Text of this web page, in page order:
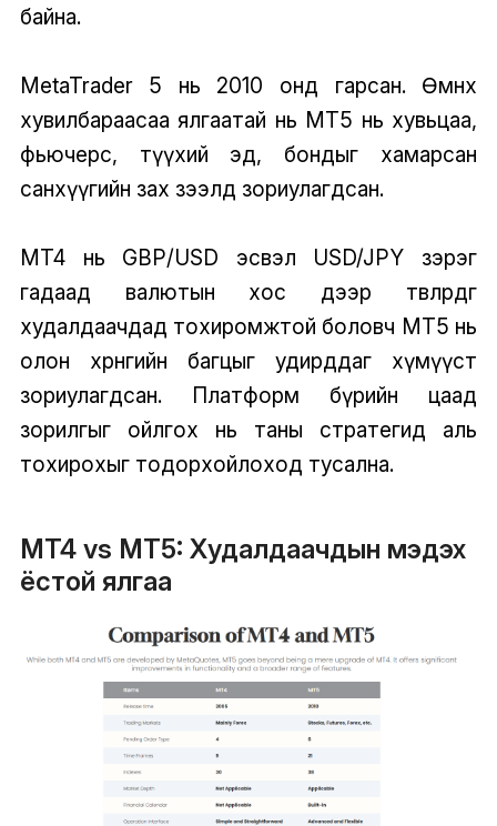
байна.
MetaTrader 5 нь 2010 онд гарсан. Өмнөх
хувилбараасаа ялгаатай нь MT5 нь хувьцаа,
фьючерс, түүхий эд, бондыг хамарсан
санхүүгийн зах зээлд зориулагдсан.
MT4 нь GBP/USD эсвэл USD/JPY зэрэг
гадаад валютын хос дээр төвлөрдөг
худалдаачдад тохиромжтой боловч MT5 нь
олон хөрөнгийн багцыг удирддаг хүмүүст
зориулагдсан. Платформ бүрийн цаад
зорилгыг ойлгох нь таны стратегид аль
тохирохыг тодорхойлоход тусална.
MT4 vs MT5: Худалдаачдын мэдэх
ёстой ялгаа